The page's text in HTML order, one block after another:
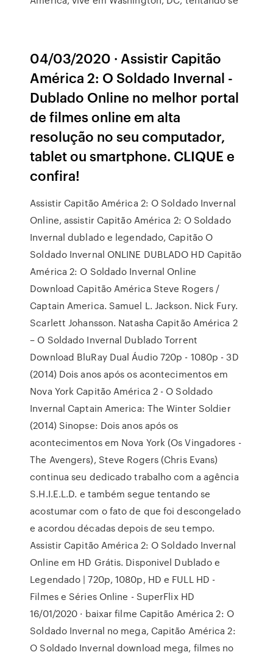
04/03/2020 · Assistir Capitão
América 2: O Soldado Invernal -
Dublado Online no melhor portal
de filmes online em alta
resolução no seu computador,
tablet ou smartphone. CLIQUE e
confira!
Assistir Capitão América 2: O Soldado Invernal
Online, assistir Capitão América 2: O Soldado
Invernal dublado e legendado, Capitão O
Soldado Invernal ONLINE DUBLADO HD Capitão
América 2: O Soldado Invernal Online
Download Capitão América Steve Rogers /
Captain America. Samuel L. Jackson. Nick Fury.
Scarlett Johansson. Natasha Capitão América 2
– O Soldado Invernal Dublado Torrent
Download BluRay Dual Áudio 720p - 1080p - 3D
(2014) Dois anos após os acontecimentos em
Nova York Capitão América 2 - O Soldado
Invernal Captain America: The Winter Soldier
(2014) Sinopse: Dois anos após os
acontecimentos em Nova York (Os Vingadores -
The Avengers), Steve Rogers (Chris Evans)
continua seu dedicado trabalho com a agência
S.H.I.E.L.D. e também segue tentando se
acostumar com o fato de que foi descongelado
e acordou décadas depois de seu tempo.
Assistir Capitão América 2: O Soldado Invernal
Online em HD Grátis. Disponivel Dublado e
Legendado | 720p, 1080p, HD e FULL HD -
Filmes e Séries Online - SuperFlix HD
16/01/2020 · baixar filme Capitão América 2: O
Soldado Invernal no mega, Capitão América 2:
O Soldado Invernal download mega, filmes no